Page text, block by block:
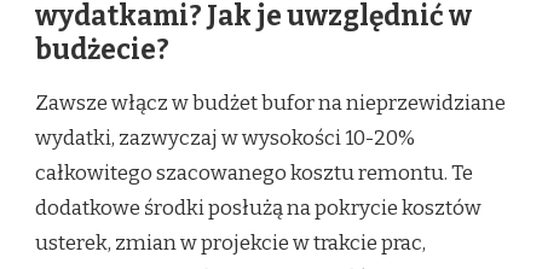
wydatkami? Jak je uwzględnić w
budżecie?
Zawsze włącz w budżet bufor na nieprzewidziane
wydatki, zazwyczaj w wysokości 10-20%
całkowitego szacowanego kosztu remontu. Te
dodatkowe środki posłużą na pokrycie kosztów
usterek, zmian w projekcie w trakcie prac,